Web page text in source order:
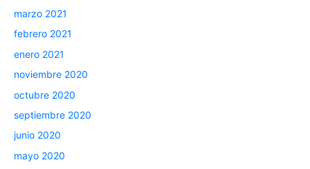
marzo 2021
febrero 2021
enero 2021
noviembre 2020
octubre 2020
septiembre 2020
junio 2020
mayo 2020